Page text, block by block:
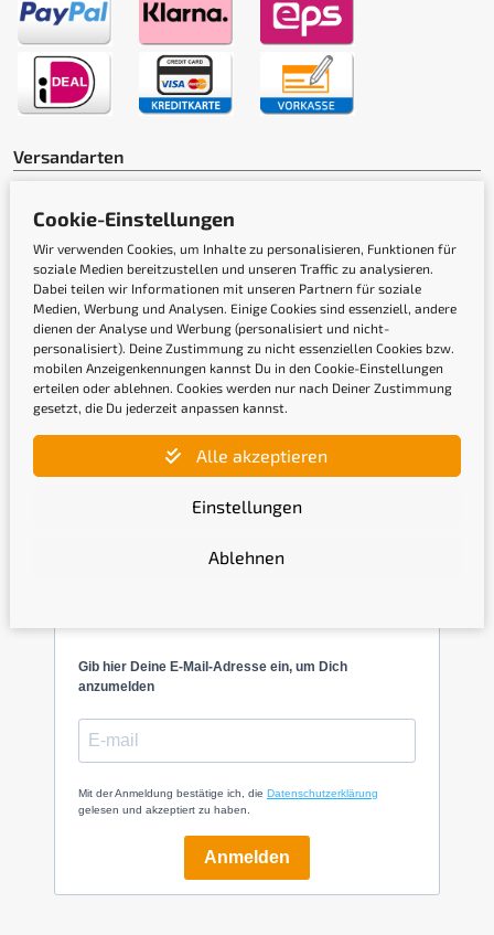
Versandarten
Gütesiegel
Gib hier Deine E-Mail-Adresse ein, um Dich
anzumelden
Mit der Anmeldung bestätige ich, die Datenschutzerklärung
gelesen und akzeptiert zu haben.
Anmelden
Cookie-Einstellungen
Wir verwenden Cookies, um Inhalte zu personalisieren, Funktionen für
soziale Medien bereitzustellen und unseren Traffic zu analysieren.
Dabei teilen wir Informationen mit unseren Partnern für soziale
Medien, Werbung und Analysen. Einige Cookies sind essenziell, andere
dienen der Analyse und Werbung (personalisiert und nicht-
personalisiert). Deine Zustimmung zu nicht essenziellen Cookies bzw.
mobilen Anzeigenkennungen kannst Du in den Cookie-Einstellungen
erteilen oder ablehnen. Cookies werden nur nach Deiner Zustimmung
gesetzt, die Du jederzeit anpassen kannst.
Alle akzeptieren
Einstellungen
Ablehnen